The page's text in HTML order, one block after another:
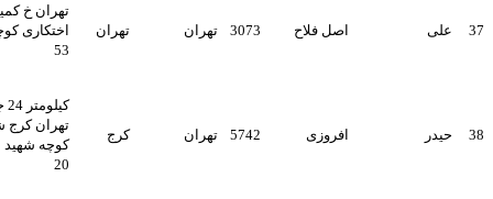
اصل فلاح 3073 تهران تهران
تهران خ کمیل خ شهید
اختکاری کوچه سودابه پلاک
افروزی 5742 تهران کرج
کیلومتر 24 جاده مخصوص
تهران کرج شهرک امیر آباد
کوچه شهید محمد سلگی پ